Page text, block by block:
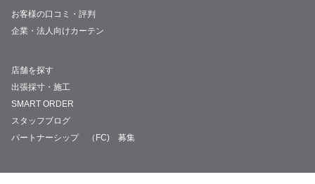
お客様の口コミ・評判
企業・法人向けカーテン
店舗を探す
出張採寸・施工
SMART ORDER
スタッフブログ
パートナーシップ （FC) 募集